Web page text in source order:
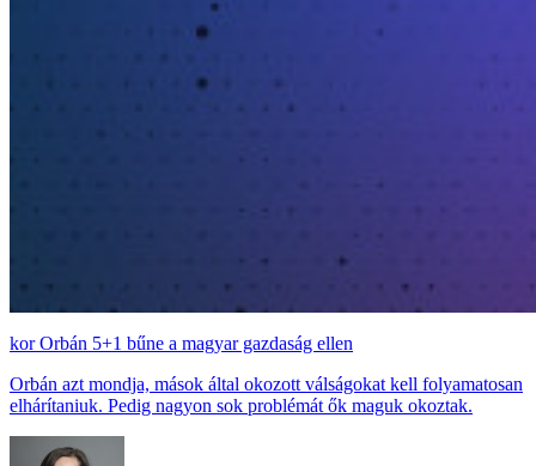
Orbán 5+1 bűne a magyar gazdaság ellen
Orbán azt mondja, mások által okozott válságokat kell folyamatosan
elhárítaniuk. Pedig nagyon sok problémát ők maguk okoztak.